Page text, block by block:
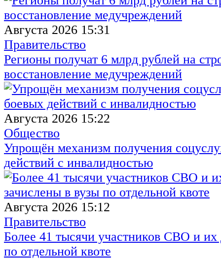
Августа 2026 15:31
Правительство
Регионы получат 6 млрд рублей на
восстановление медучреждений
Августа 2026 15:22
Общество
Упрощён механизм получения
действий с инвалидностью
Августа 2026 15:12
Правительство
Более 41 тысячи участников СВО и их
по отдельной квоте